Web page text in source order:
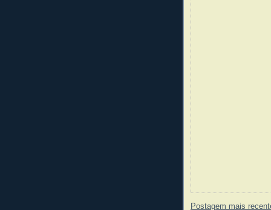
Postagem mais